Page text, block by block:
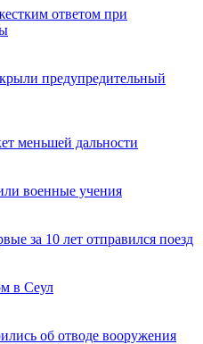
ответом при
предупредительный
меньшей дальности
военные учения
за 10 лет отправился поезд
в Сеул
об отводе вооружения